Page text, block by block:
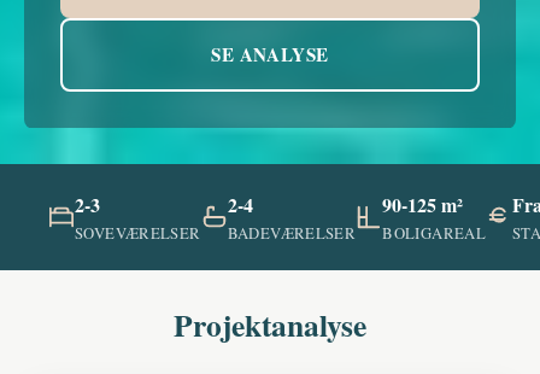
SE ANALYSE
2-3
SOVEVÆRELSER
2-4
BADEVÆRELSER
90-125 m²
BOLIGAREAL
Projektanalyse